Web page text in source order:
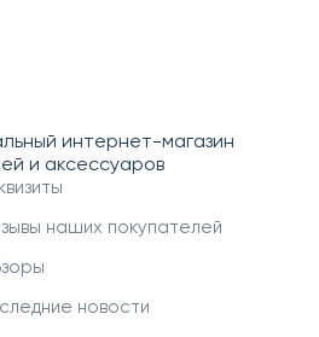
интернет-магазин
и аксессуаров
наших покупателей
новости